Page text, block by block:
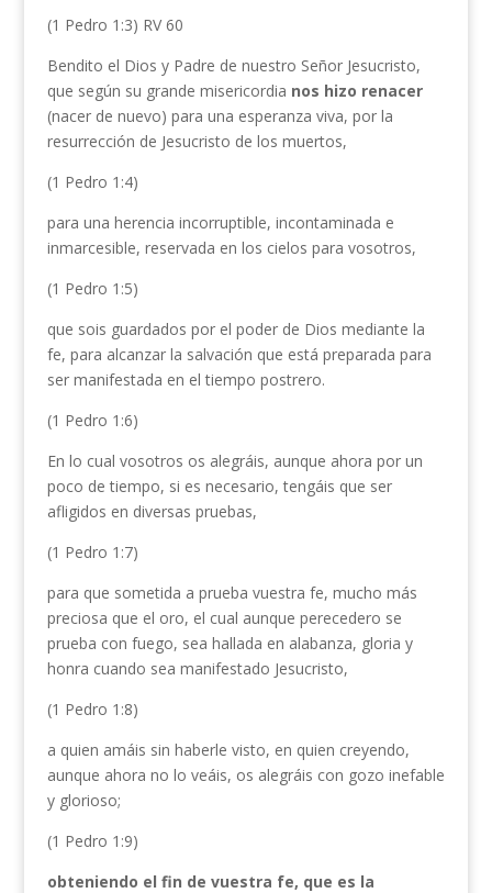
(1 Pedro 1:3) RV 60
Bendito el Dios y Padre de nuestro Señor Jesucristo,
que según su grande misericordia nos hizo renacer
(nacer de nuevo) para una esperanza viva, por la
resurrección de Jesucristo de los muertos,
(1 Pedro 1:4)
para una herencia incorruptible, incontaminada e
inmarcesible, reservada en los cielos para vosotros,
(1 Pedro 1:5)
que sois guardados por el poder de Dios mediante la
fe, para alcanzar la salvación que está preparada para
ser manifestada en el tiempo postrero.
(1 Pedro 1:6)
En lo cual vosotros os alegráis, aunque ahora por un
poco de tiempo, si es necesario, tengáis que ser
afligidos en diversas pruebas,
(1 Pedro 1:7)
para que sometida a prueba vuestra fe, mucho más
preciosa que el oro, el cual aunque perecedero se
prueba con fuego, sea hallada en alabanza, gloria y
honra cuando sea manifestado Jesucristo,
(1 Pedro 1:8)
a quien amáis sin haberle visto, en quien creyendo,
aunque ahora no lo veáis, os alegráis con gozo inefable
y glorioso;
(1 Pedro 1:9)
obteniendo el fin de vuestra fe, que es la